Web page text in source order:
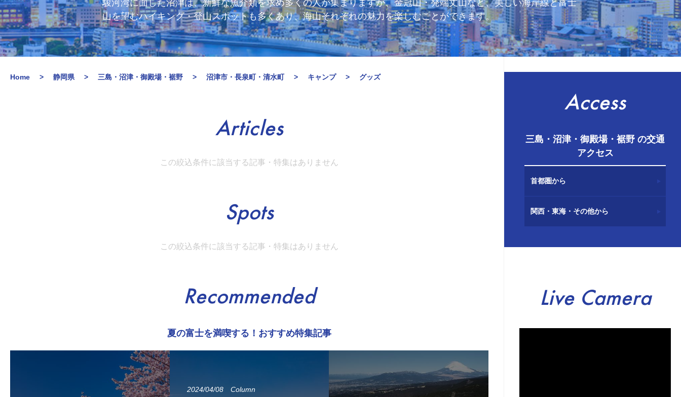
駿河湾に面した沼津は、新鮮な魚介類を求め多くの人が集まりますが、金冠山・発端丈山など、美しい海岸線と富士
山を望むハイキング・登山スポットも多くあり、海山それぞれの魅力を楽しむことができます。
Home 静岡県 三島・沼津・御殿場・裾野 沼津市・長泉町・清水町 キャンプ グッズ
Articles
この絞込条件に該当する記事・特集はありません
Spots
この絞込条件に該当する記事・特集はありません
Recommended
夏の富士を満喫する！おすすめ特集記事
2024/04/08 Column
Access
三島・沼津・御殿場・裾野 の交通
アクセス
首都圏から
関西・東海・その他から
Live Camera